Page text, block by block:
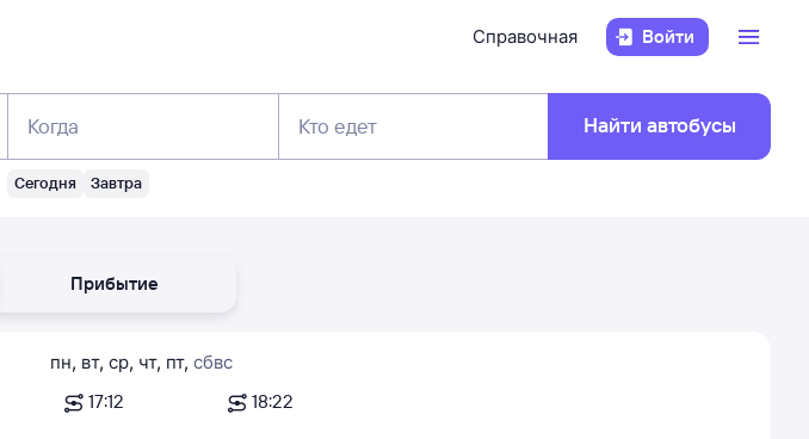
Справочная Войти
Когда
Сегодня Завтра
Кто едет Найти автобусы
Прибытие
пн, вт, ср, чт, пт, сб
17:12
вс
18:22